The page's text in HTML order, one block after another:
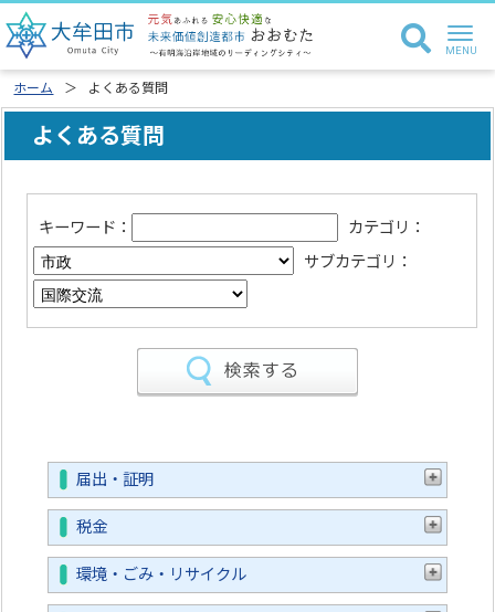
ホーム よくある質問
よくある質問
キーワード：
カテゴリ：
サブカテゴリ：
届出・証明
税金
環境・ごみ・リサイクル